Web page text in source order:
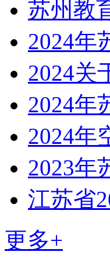
苏州教
2024年
2024关
2024年
2024年
2023年
江苏省
更多+